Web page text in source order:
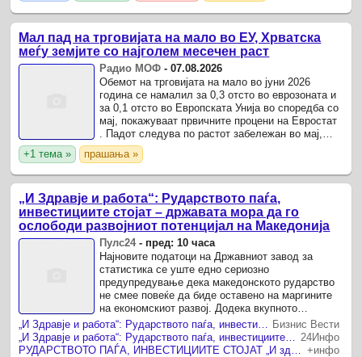
Мал пад на трговијата на мало во ЕУ, Хрватска
меѓу земјите со најголем месечен раст
Радио МОФ -07.08.2026
Обемот на трговијата на мало во јуни 2026
година се намалил за 0,3 отсто во еврозоната и
за 0,1 отсто во Европската Унија во споредба со
мај, покажуваат првичните процени на Евростат
. Падот следува по растот забележан во мај,
кога трговијата на мало се зголемила за 0,4
отсто во ...
+1 тема » прашања »
„И Здравје и работа“: Рударството паѓа,
инвестициите стојат – државата мора да го
ослободи развојниот потенцијал на Македонија
Пулс24- пред: 10 часа
Најновите податоци на Државниот завод за
статистика се уште едно сериозно
предупредување дека македонското рударство
не смее повеќе да биде оставено на маргините
на економскиот развој. Додека вкупното
индустриско производство во јуни 2026 година
пораснало за 6,5% во однос на ...
Бизнис Вести
24Инфо
+инфо